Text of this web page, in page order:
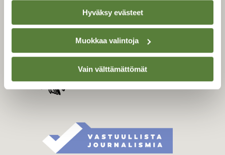
Hyväksy evästeet
Muokkaa valintoja
Vain välttämättömät
SUOMEN LUONNON­
Suomen Luonto -lehden
kustantaja onSuomen
luonnonsuojelu­liitto.